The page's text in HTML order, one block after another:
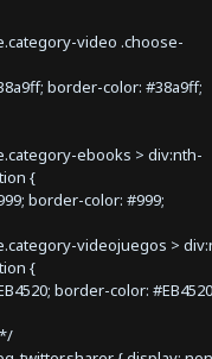
video .choose-
border-color: #38a9ff;
ebooks > div:nth-
{
border-color: #999;
videojuegos >
{
border-color: